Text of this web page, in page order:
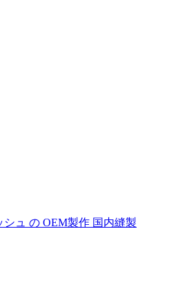
ュ の OEM製作 国内縫製